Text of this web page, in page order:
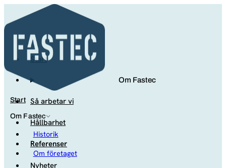
Start
Om Fastec
Historik
Om företaget
Start
Om Fastec
Så arbetar vi
Hållbarhet
Referenser
Nyheter